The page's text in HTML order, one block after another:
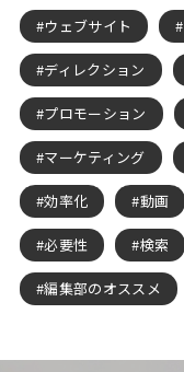
ウェブサイト
ディレクション
プロモーション
マーケティング
効率化 動画
必要性 検索
編集部のオススメ